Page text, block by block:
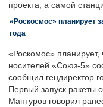
проекта, а самой
«Роскосмос» планирует
года
«Роскомос» планирует,
носителей «Союз-5»
сообщил гендиректор
Первый запуск ракеты
Мантуров говорил